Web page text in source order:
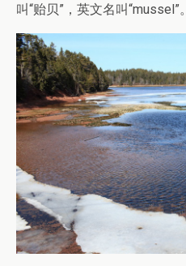
叫“贻贝”，英文名叫“mussel”。